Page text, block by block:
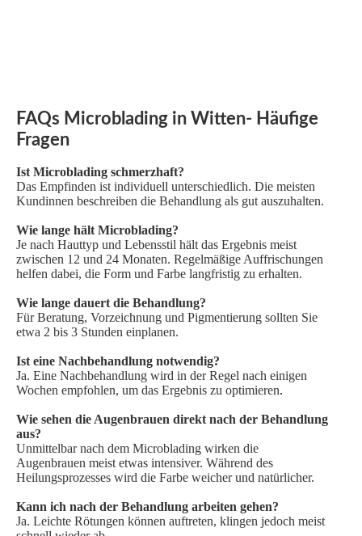
FAQs Microblading in Witten- Häufige
Fragen
Ist Microblading schmerzhaft?
Das Empfinden ist individuell unterschiedlich. Die meisten
Kundinnen beschreiben die Behandlung als gut auszuhalten.
Wie lange hält Microblading?
Je nach Hauttyp und Lebensstil hält das Ergebnis meist
zwischen 12 und 24 Monaten. Regelmäßige Auffrischungen
helfen dabei, die Form und Farbe langfristig zu erhalten.
Wie lange dauert die Behandlung?
Für Beratung, Vorzeichnung und Pigmentierung sollten Sie
etwa 2 bis 3 Stunden einplanen.
Ist eine Nachbehandlung notwendig?
Ja. Eine Nachbehandlung wird in der Regel nach einigen
Wochen empfohlen, um das Ergebnis zu optimieren.
Wie sehen die Augenbrauen direkt nach der Behandlung
aus?
Unmittelbar nach dem Microblading wirken die
Augenbrauen meist etwas intensiver. Während des
Heilungsprozesses wird die Farbe weicher und natürlicher.
Kann ich nach der Behandlung arbeiten gehen?
Ja. Leichte Rötungen können auftreten, klingen jedoch meist